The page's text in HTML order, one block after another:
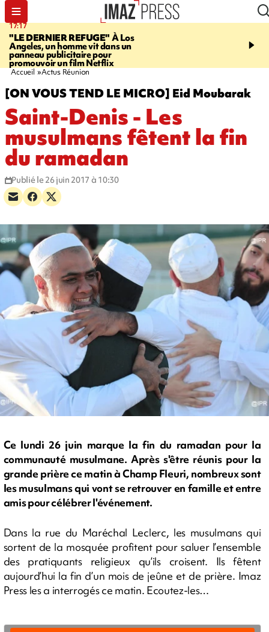
17:17
"LE DERNIER REFUGE" À Los
Angeles, un homme vit dans un
panneau publicitaire pour
promouvoir un film Netflix
16:32
ans mis en examen et
Accueil Actus Réunion
[ON VOUS TEND LE MICRO] Eid Moubarak
Saint-Denis - Les
musulmans fêtent la fin
du ramadan
Publié le 26 juin 2017 à 10:30
Ce lundi 26 juin marque la fin du ramadan pour la
communauté musulmane. Après s'être réunis pour la
grande prière ce matin à Champ Fleuri, nombreux sont
les musulmans qui vont se retrouver en famille et entre
amis pour célébrer l'événement.
Dans la rue du Maréchal Leclerc, les musulmans qui
sortent de la mosquée profitent pour saluer l’ensemble
des pratiquants religieux qu’ils croisent. Ils fêtent
aujourd’hui la fin d’un mois de jeûne et de prière. Imaz
Press les a interrogés ce matin. Ecoutez-les…